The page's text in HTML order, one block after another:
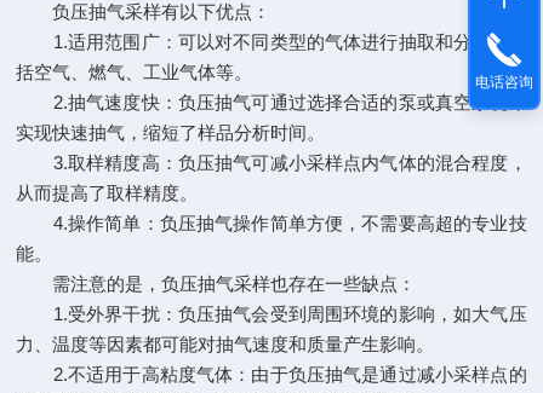
负压抽气采样有以下优点：
1.适用范围广：可以对不同类型的气体进行抽取和分析，包
括空气、燃气、工业气体等。
2.抽气速度快：负压抽气可通过选择合适的泵或真空系统来
实现快速抽气，缩短了样品分析时间。
3.取样精度高：负压抽气可减小采样点内气体的混合程度，
从而提高了取样精度。
4.操作简单：负压抽气操作简单方便，不需要高超的专业技
能。
需注意的是，负压抽气采样也存在一些缺点：
1.受外界干扰：负压抽气会受到周围环境的影响，如大气压
力、温度等因素都可能对抽气速度和质量产生影响。
2.不适用于高粘度气体：由于负压抽气是通过减小采样点的
电话咨询